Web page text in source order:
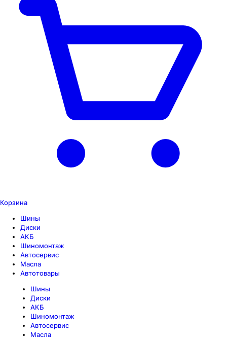
Корзина
Шины
Диски
АКБ
Шиномонтаж
Автосервис
Масла
Автотовары
Шины
Диски
АКБ
Шиномонтаж
Автосервис
Масла